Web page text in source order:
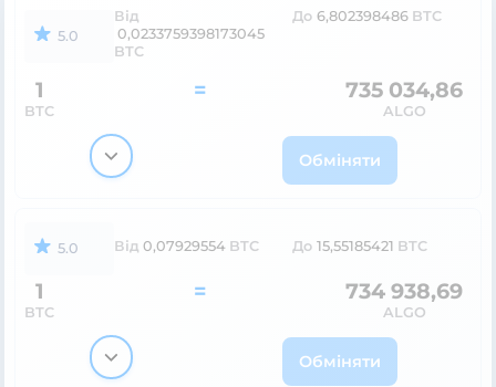
5.0
Від
0,0233759398173045
BTC
До 6,802398486 BTC
1
BTC
= 735 034,86
ALGO
Обміняти
5.0 Від 0,07929554 BTC До 15,55185421 BTC
1
BTC
= 734 938,69
ALGO
Обміняти